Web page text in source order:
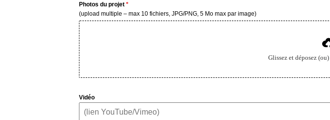
Photos du projet*
(upload multiple – max 10 fichiers, JPG/PNG, 5 Mo max par image)
Glissez et déposez (ou)
Vidéo